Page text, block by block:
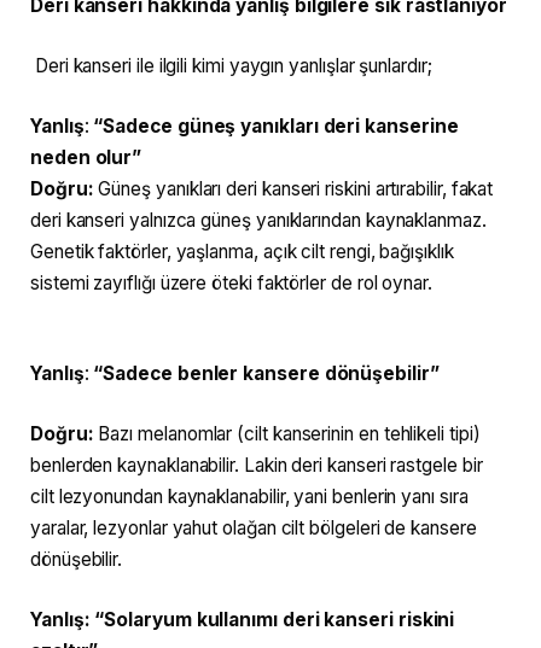
Deri kanseri hakkında yanlış bilgilere sık rastlanıyor
Deri kanseri ile ilgili kimi yaygın yanlışlar şunlardır;
Yanlış: “Sadece güneş yanıkları deri kanserine
neden olur”
Doğru: Güneş yanıkları deri kanseri riskini artırabilir, fakat
deri kanseri yalnızca güneş yanıklarından kaynaklanmaz.
Genetik faktörler, yaşlanma, açık cilt rengi, bağışıklık
sistemi zayıflığı üzere öteki faktörler de rol oynar.
Yanlış: “Sadece benler kansere dönüşebilir”
Doğru: Bazı melanomlar (cilt kanserinin en tehlikeli tipi)
benlerden kaynaklanabilir. Lakin deri kanseri rastgele bir
cilt lezyonundan kaynaklanabilir, yani benlerin yanı sıra
yaralar, lezyonlar yahut olağan cilt bölgeleri de kansere
dönüşebilir.
Yanlış: “Solaryum kullanımı deri kanseri riskini